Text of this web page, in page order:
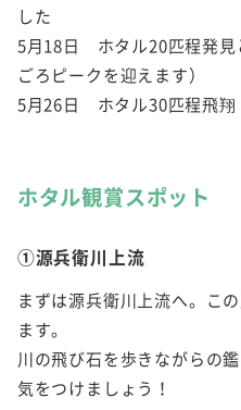
した
5月18日 ホタル20匹程発見
ごろピークを迎えます）
5月26日 ホタル30匹程飛翔
ホタル観賞スポット
①源兵衛川上流
まずは源兵衛川上流へ。こ
ます。
川の飛び石を歩きながらの
気をつけましょう！